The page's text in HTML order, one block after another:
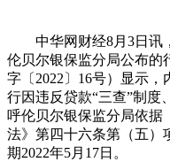
中华网财经8月3日讯
伦贝尔银保监分局公布的
字〔2022〕16号）显示
行因违反贷款“三查”制度
呼伦贝尔银保监分局依据
法》第四十六条第（五）
期2022年5月17日。